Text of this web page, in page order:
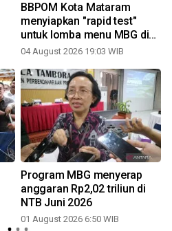
BBPOM Kota Mataram
menyiapkan "rapid test"
untuk lomba menu MBG di
Lombok
04 August 2026 19:03 WIB
Program MBG menyerap
anggaran Rp2,02 triliun di
NTB Juni 2026
01 August 2026 6:50 WIB